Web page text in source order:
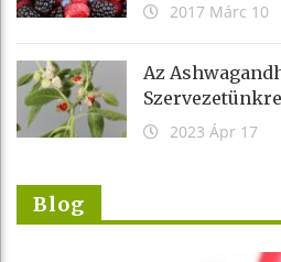
2017 Márc 10
Az
Szervezetünkre
2023 Ápr 17
Blog